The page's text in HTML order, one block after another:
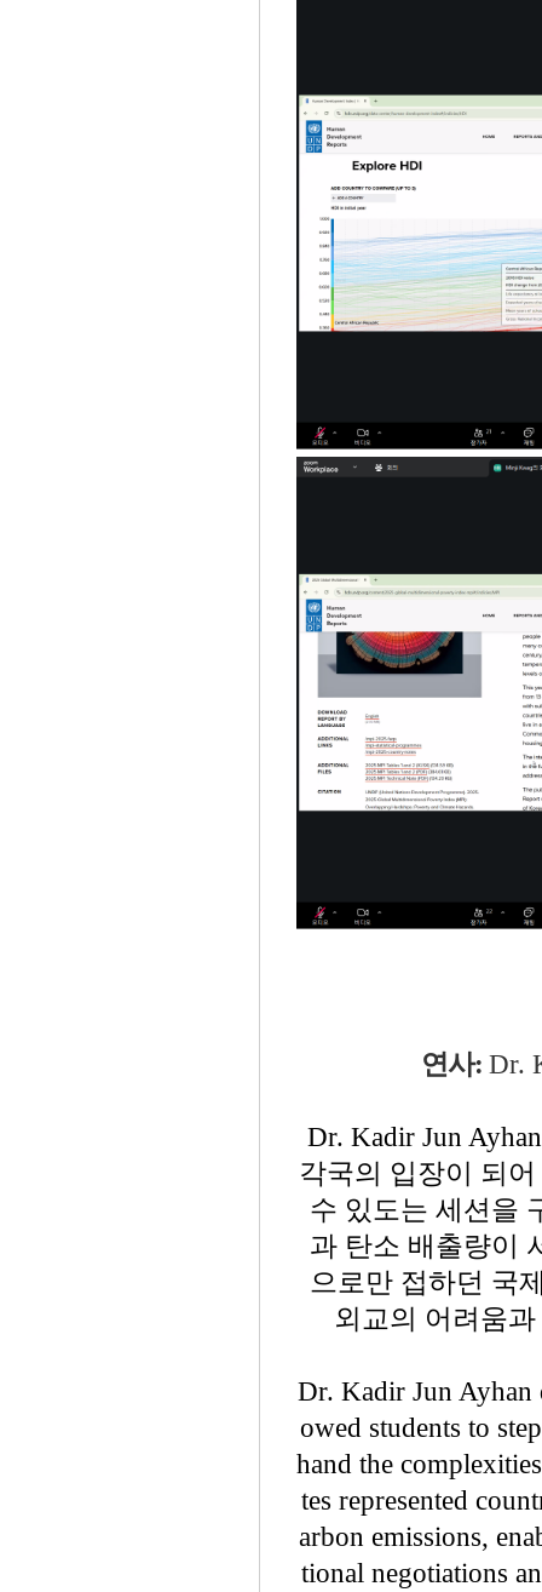
연사: Dr.
Dr. Kadir Jun
각국의 입장이 되
수 있도는 세션을
과 탄소 배출량이
으로만 접하던 국
외교의 어려움
Dr. Kadir Jun Ayhan
owed students to
hand the
tes represented
arbon emissions,
tional negotiations